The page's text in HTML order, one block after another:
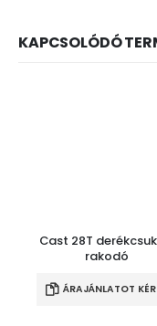
KAPCSOLÓDÓ
Cast 28T
rakodó
ÁRAJÁNLATOT